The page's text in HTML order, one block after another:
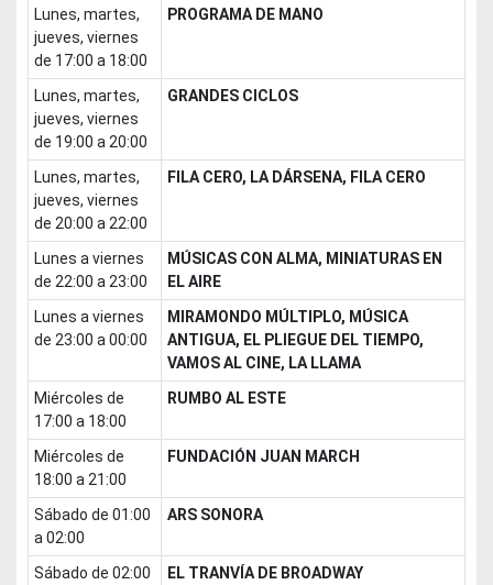
lunes, martes,
jueves, viernes
de 17:00 a 18:00
PROGRAMA DE MANO
lunes, martes,
jueves, viernes
de 19:00 a 20:00
GRANDES CICLOS
lunes, martes,
jueves, viernes
de 20:00 a 22:00
FILA CERO, LA DÁRSENA, FILA CERO
lunes a viernes
de 22:00 a 23:00
MÚSICAS CON ALMA, MINIATURAS EN
EL AIRE
lunes a viernes
de 23:00 a 00:00
MIRAMONDO MÚLTIPLO, MÚSICA
ANTIGUA, EL PLIEGUE DEL TIEMPO,
VAMOS AL CINE, LA LLAMA
miércoles de
17:00 a 18:00
RUMBO AL ESTE
miércoles de
18:00 a 21:00
FUNDACIÓN JUAN MARCH
sábado de 01:00
a 02:00
ARS SONORA
sábado de 02:00
EL TRANVÍA DE BROADWAY